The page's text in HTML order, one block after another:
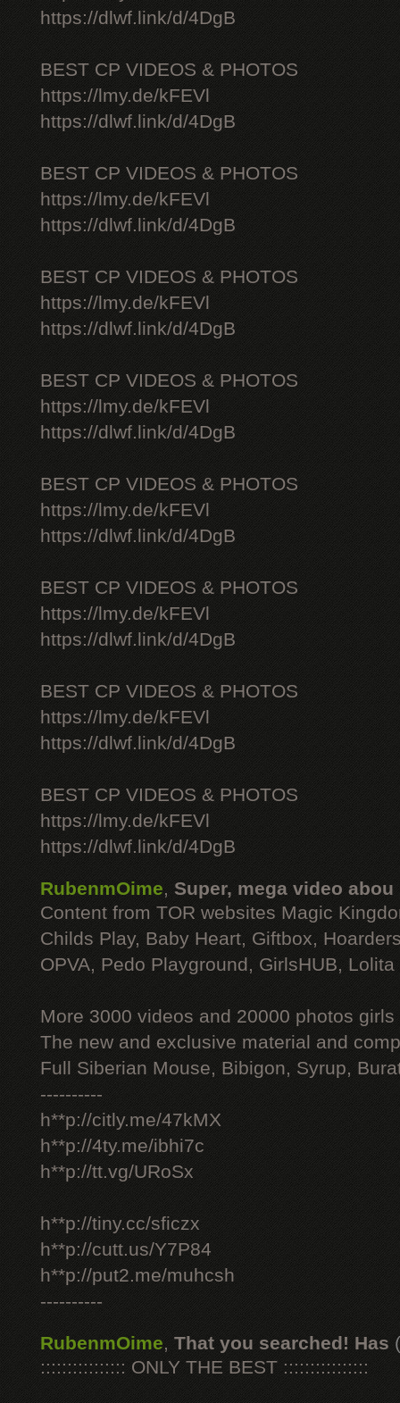
https://dlwf.link/d/4DgB
BEST CP VIDEOS & PHOTOS
https://lmy.de/kFEVl
https://dlwf.link/d/4DgB
BEST CP VIDEOS & PHOTOS
https://lmy.de/kFEVl
https://dlwf.link/d/4DgB
BEST CP VIDEOS & PHOTOS
https://lmy.de/kFEVl
https://dlwf.link/d/4DgB
BEST CP VIDEOS & PHOTOS
https://lmy.de/kFEVl
https://dlwf.link/d/4DgB
BEST CP VIDEOS & PHOTOS
https://lmy.de/kFEVl
https://dlwf.link/d/4DgB
BEST CP VIDEOS & PHOTOS
https://lmy.de/kFEVl
https://dlwf.link/d/4DgB
BEST CP VIDEOS & PHOTOS
https://lmy.de/kFEVl
https://dlwf.link/d/4DgB
BEST CP VIDEOS & PHOTOS
https://lmy.de/kFEVl
https://dlwf.link/d/4DgB
RubenmOime, Super, mega video abou
Content from TOR websites Magic
Childs Play, Baby Heart, Giftbox,
OPVA, Pedo Playground, GirlsHUB, Lolita
More 3000 videos and 20000 photos
The new and exclusive material and
Full Siberian Mouse, Bibigon, Syrup,
----------
h**p://citly.me/47kMX
h**p://4ty.me/ibhi7c
h**p://tt.vg/URoSx
h**p://tiny.cc/sficzx
h**p://cutt.us/Y7P84
h**p://put2.me/muhcsh
----------
RubenmOime, That you searched! Has
:::::::::::::::: ONLY THE BEST ::::::::::::::::